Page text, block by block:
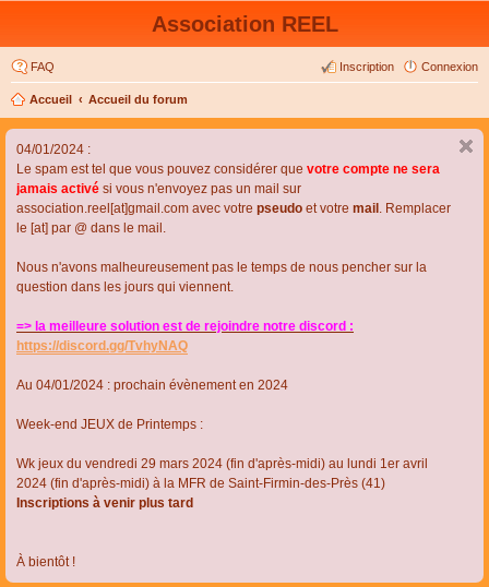
Association REEL
FAQ Connexion
Inscription
Accueil Accueil du forum
04/01/2024 :
Le spam est tel que vous pouvez considérer que votre compte ne sera
jamais activé si vous n'envoyez pas un mail sur
association.reel[at]gmail.com avec votre pseudo et votre mail . Remplacer
le [at] par @ dans le mail.
Nous n'avons malheureusement pas le temps de nous pencher sur la
question dans les jours qui viennent.
=> la meilleure solution est de rejoindre notre discord :
https://discord.gg/TvhyNAQ
Au 04/01/2024 : prochain évènement en 2024
Week-end JEUX de Printemps :
Wk jeux du vendredi 29 mars 2024 (fin d'après-midi) au lundi 1er avril
2024 (fin d'après-midi) à la MFR de Saint-Firmin-des-Près (41)
Inscriptions à venir plus tard
À bientôt !